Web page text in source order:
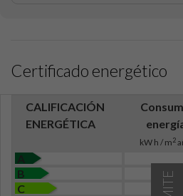
Certificado energético
CALIFICACIÓN
ENERGÉTICA
kW h / m2
A
B
C